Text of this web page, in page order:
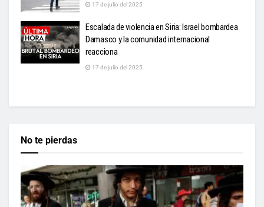
17 de julio del 2025
Escalada de violencia en Siria: Israel bombardea
Damasco y la comunidad internacional
reacciona
17 de julio del 2025
No te pierdas